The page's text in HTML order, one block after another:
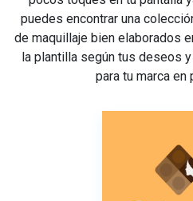
puedes encontrar una
de maquillaje bien elaborados
la plantilla según tus deseos
para tu marca en